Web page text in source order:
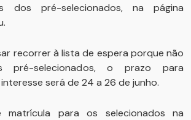
dos pré-selecionados, na página
recorrer à lista de espera porque não
selecionados, o prazo para
será de 24 a 26 de junho.
para os selecionados na